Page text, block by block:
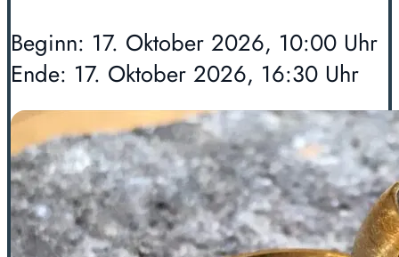
Beginn: 17. Oktober 2026, 10:00 Uhr
Ende: 17. Oktober 2026, 16:30 Uhr